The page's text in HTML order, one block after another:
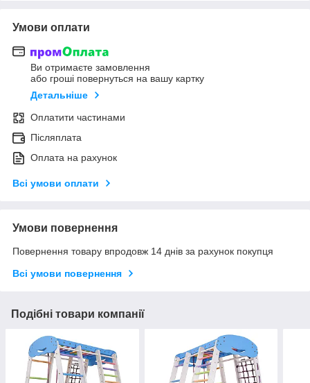
Умови оплати
Ви отримаєте замовлення
або гроші повернуться на вашу картку
Детальніше
Оплатити частинами
Післяплата
Оплата на рахунок
Всі умови оплати
Умови повернення
Повернення товару впродовж 14 днів за рахунок покупця
Всі умови повернення
Подібні товари компанії